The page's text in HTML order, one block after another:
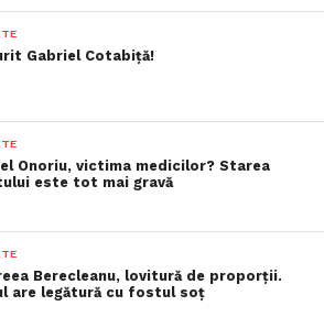
Gabriel Cotabiță!
Onoriu, victima medicilor? Starea
este tot mai gravă
Berecleanu, lovitură de proporții.
are legătură cu fostul soț